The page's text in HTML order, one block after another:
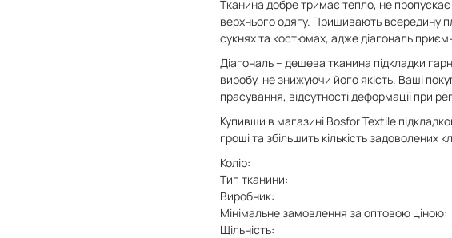
Тканина добре тримає тепло, не пропускає
верхнього одягу. Пришивають всередину
сукнях та костюмах, адже діагональ
Діагональ – дешева тканина підкладки
виробу, не знижуючи його якість. Ваші
прасування, відсутності деформації при
Купивши в магазині Bosfor Textile
гроші та збільшить кількість задоволених
Колір:
Тип тканини:
Виробник:
Мінімальне замовлення за оптовою ціною:
Щільність: